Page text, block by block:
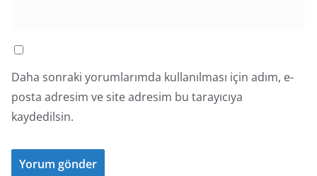
Daha sonraki yorumlarımda kullanılması için adım, e-
posta adresim ve site adresim bu tarayıcıya
kaydedilsin.